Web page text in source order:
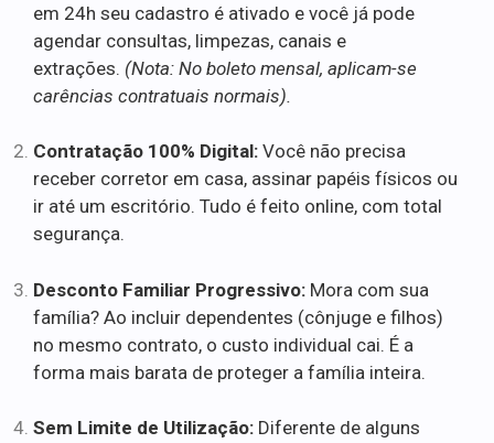
em 24h seu cadastro é ativado e você já pode
agendar consultas, limpezas, canais e
extrações. (Nota: No boleto mensal, aplicam-se
carências contratuais normais).
Contratação 100% Digital: Você não precisa
receber corretor em casa, assinar papéis físicos ou
ir até um escritório. Tudo é feito online, com total
segurança.
Desconto Familiar Progressivo: Mora com sua
família? Ao incluir dependentes (cônjuge e filhos)
no mesmo contrato, o custo individual cai. É a
forma mais barata de proteger a família inteira.
Sem Limite de Utilização: Diferente de alguns